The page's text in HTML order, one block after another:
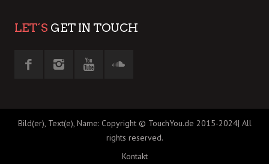
LET´S GET IN TOUCH
Bild(er), Text(e), Name: Copyright © TouchYou.de 2015-2024| All
rights reserved.
Kontakt